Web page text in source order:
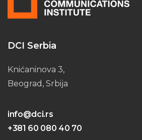
DCI Serbia
Knićaninova 3,
Beograd, Srbija
info@dci.rs
+381 60 080 40 70